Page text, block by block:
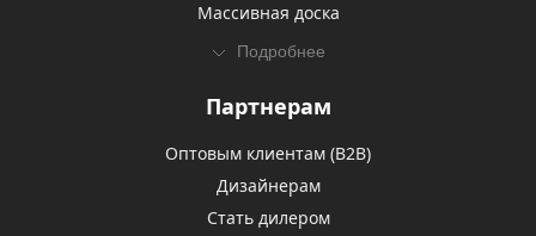
Массивная доска
Подробнее
Партнерам
Оптовым клиентам (В2В)
Дизайнерам
Стать дилером